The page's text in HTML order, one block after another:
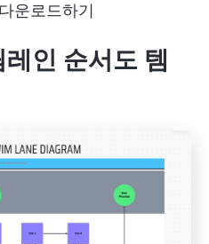
운로드하기
인 순서도 템